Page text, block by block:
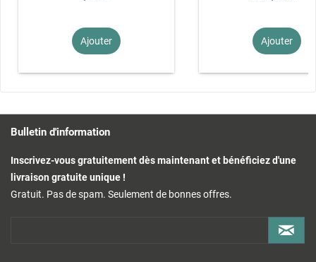
Ajouter Ajouter
Bulletin d'information
Inscrivez-vous gratuitement dès maintenant et bénéficiez d'une
livraison gratuite unique !
Gratuit. Pas de spam. Seulement de bonnes offres.